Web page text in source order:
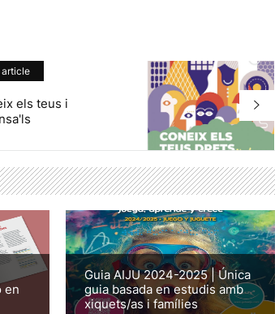
article
els teus i
en
Guia AIJU 2024-2025 | Única
guia basada en estudis amb
xiquets/as i famílies